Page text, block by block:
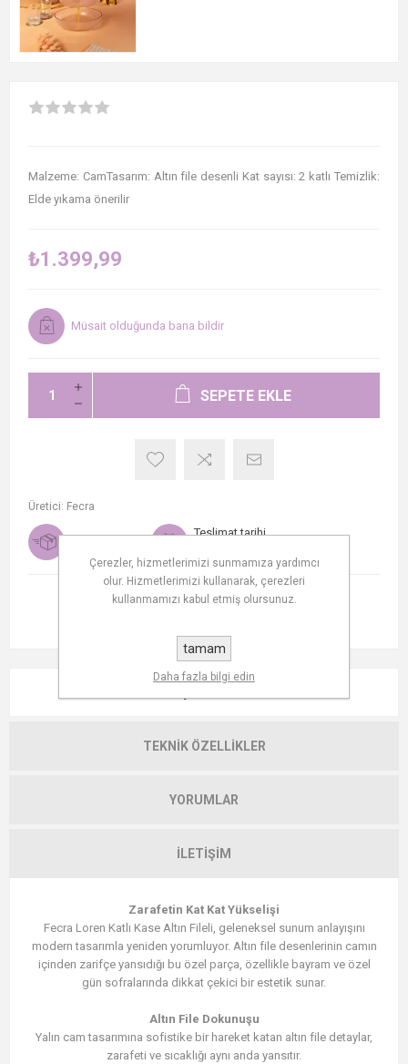
Malzeme: CamTasarım: Altın file desenli Kat sayısı: 2 katlı Temizlik:
Elde yıkama önerilir
₺1.399,99
Müsait olduğunda bana bildir
SEPETE EKLE
Üretici: Fecra
Teslimat tarihi
TEKNIK ÖZELLIKLER
YORUMLAR
İLETIŞIM
Zarafetin Kat Kat Yükselişi
Fecra Loren Katlı Kase Altın Fileli, geleneksel sunum anlayışını
modern tasarımla yeniden yorumluyor. Altın file desenlerinin camın
içinden zarifçe yansıdığı bu özel parça, özellikle bayram ve özel
gün sofralarında dikkat çekici bir estetik sunar.
Altın File Dokunuşu
Yalın cam tasarımına sofistike bir hareket katan altın file detaylar,
zarafeti ve sıcaklığı aynı anda yansıtır.
Çerezler, hizmetlerimizi sunmamıza yardımcı
olur. Hizmetlerimizi kullanarak, çerezleri
kullanmamızı kabul etmiş olursunuz.
tamam
Daha fazla bilgi edin